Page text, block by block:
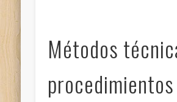
Métodos